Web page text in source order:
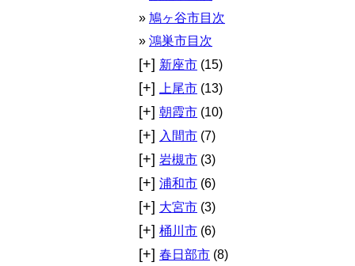
鳩ヶ谷市目次
鴻巣市目次
[+] 新座市 (15)
[+] 上尾市 (13)
[+] 朝霞市 (10)
[+] 入間市 (7)
[+] 岩槻市 (3)
[+] 浦和市 (6)
[+] 大宮市 (3)
[+] 桶川市 (6)
[+] 春日部市 (8)